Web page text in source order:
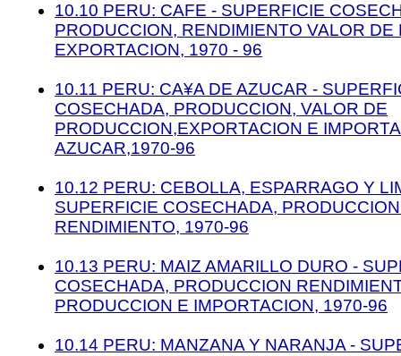
10.10 PERU: CAFE - SUPERFICIE
PRODUCCION, RENDIMIENTO VALOR DE
EXPORTACION, 1970 - 96
10.11 PERU: CA¥A DE AZUCAR -
COSECHADA, PRODUCCION, VALOR DE
PRODUCCION,EXPORTACION E
AZUCAR,1970-96
10.12 PERU: CEBOLLA, ESPARRAGO Y
SUPERFICIE COSECHADA,
RENDIMIENTO, 1970-96
10.13 PERU: MAIZ AMARILLO DURO -
COSECHADA, PRODUCCION
PRODUCCION E IMPORTACION, 1970-96
10.14 PERU: MANZANA Y NARANJA -